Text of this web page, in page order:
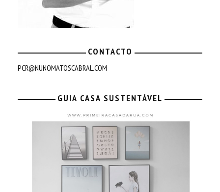
CONTACTO
PCR@NUNOMATOSCABRAL.COM
GUIA CASA SUSTENTÁVEL